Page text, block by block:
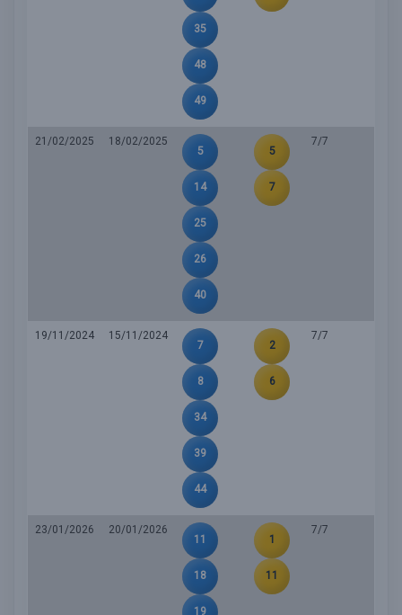
35
48
49
21/02/2025
18/02/2025
5
14
25
26
40
5
7
7/7
19/11/2024
15/11/2024
7
8
34
39
44
2
6
7/7
23/01/2026
20/01/2026
11
18
19
1
11
7/7